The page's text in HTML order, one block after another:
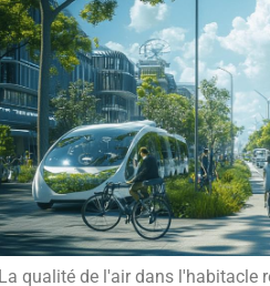
La qualité de l'air dans l'habitacle